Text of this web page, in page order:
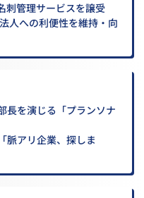
刺管理サービスを譲受
人への利便性を維持・向
長を演じる「プランソナ
脈アリ企業、探しま